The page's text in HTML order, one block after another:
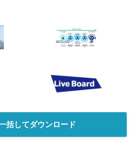
括してダウンロード